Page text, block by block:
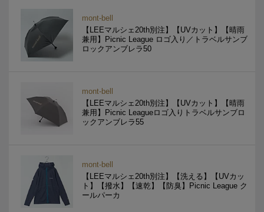
mont-bell
【LEEマルシェ20th別注】【UVカット】【晴雨
兼用】Picnic League ロゴ入り／トラベルサンブ
ロックアンブレラ50
mont-bell
【LEEマルシェ20th別注】【UVカット】【晴雨
兼用】Picnic Leagueロゴ入りトラベルサンブロ
ックアンブレラ55
mont-bell
【LEEマルシェ20th別注】【洗える】【UVカッ
ト】【撥水】【速乾】【防臭】Picnic League ク
ールパーカ